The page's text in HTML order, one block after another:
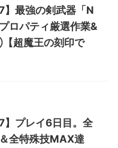
】最強の剣武器「N
ロパティ厳選作業&
超魔王の刻印で
】プレイ6日目。全
全特殊技MAX達